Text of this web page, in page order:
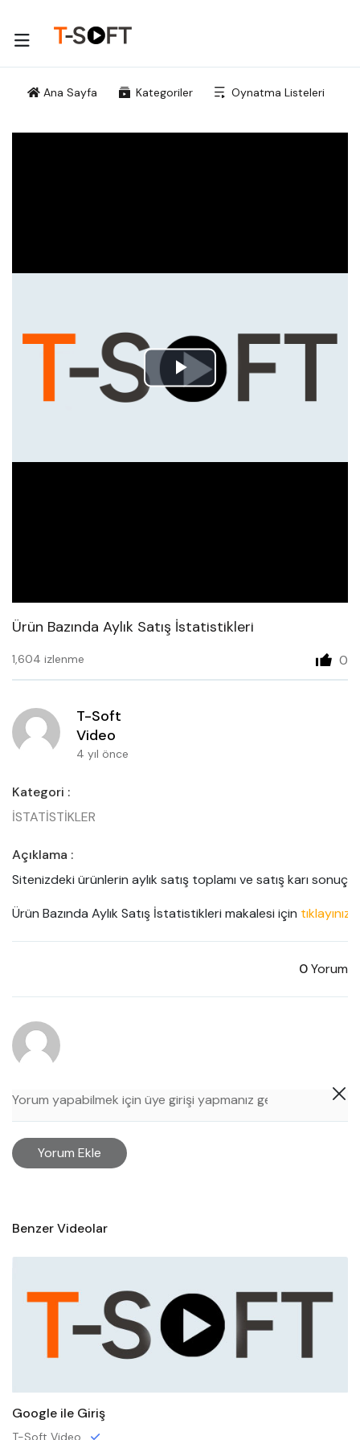
Ana Sayfa Kategoriler Oynatma Listeleri
Play
Ürün Bazında Aylık Satış İstatistikleri
1,604 izlenme 0
T-Soft
Video
4 yıl önce
Kategori :
İSTATİSTİKLER
Açıklama :
Sitenizdeki ürünlerin aylık satış toplamı ve satış karı
Ürün Bazında Aylık Satış İstatistikleri makalesi için tıklayınız.
0Yorum
Yorum Ekle
Benzer Videolar
Google ile Giriş
T-Soft Video